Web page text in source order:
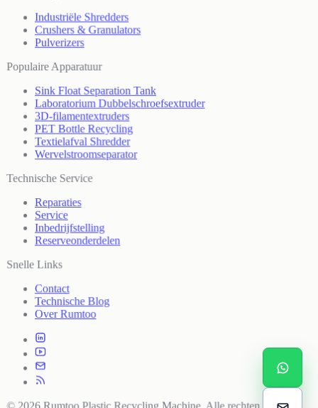
Industriële Shredders
Crushers & Granulators
Pulverizers
Populaire Apparatuur
Sink Float Separation Tank
Laboratorium Dubbelschroefsextruder
3D-filamentextruders
PET Bottle Recycling
Textielafval Shredder
Wervelstroomseparator
Technische Service
Reparaties
Service
Inbedrijfstelling
Reserveonderdelen
Snelle Links
Contact
Technische Blog
Over Rumtoo